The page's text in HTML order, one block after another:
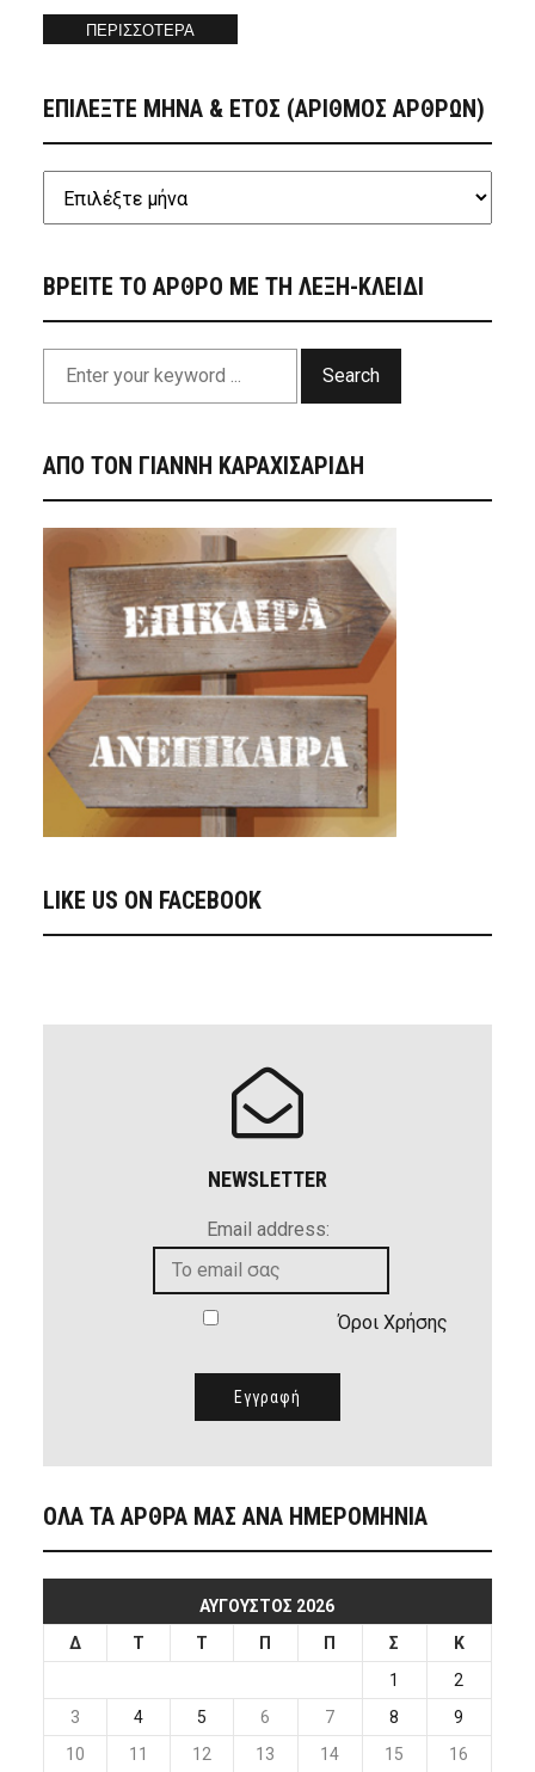
ΠΕΡΙΣΣΟΤΕΡΑ
ΕΠΙΛΕΞΤΕ ΜΗΝΑ & ΕΤΟΣ (ΑΡΙΘΜΟΣ ΑΡΘΡΩΝ)
ΒΡΕΙΤΕ ΤΟ ΑΡΘΡΟ ΜΕ ΤΗ ΛΕΞΗ-ΚΛΕΙΔΙ
Search
ΑΠΟ ΤΟΝ ΓΙΑΝΝΗ ΚΑΡΑΧΙΣΑΡΙΔΗ
LIKE US ON FACEBOOK
NEWSLETTER
Email address:
Όροι Χρήσης
ΟΛΑ ΤΑ ΑΡΘΡΑ ΜΑΣ ΑΝΑ ΗΜΕΡΟΜΗΝΙΑ
ΑΎΓΟΥΣΤΟΣ 2026
Δ
Τ Τ Π Π Σ
Κ
1
2
3
4 5 6 7 8
9
10
11 12 13 14 15 16